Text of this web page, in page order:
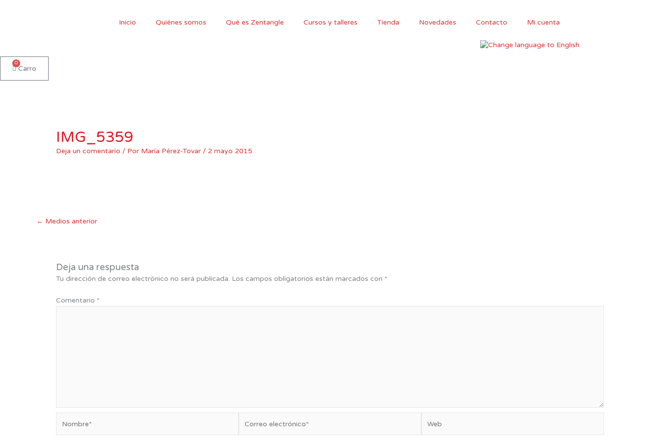
Inicio Quiénes somos Qué es Zentangle Cursos y talleres Tienda Novedades Contacto Mi cuenta
0
Carro
IMG_5359
Deja un comentario / Por María Pérez-Tovar / 2 mayo 2015
← Medios anterior
Deja una respuesta
Tu dirección de correo electrónico no será publicada. Los campos obligatorios están marcados con *
Comentario *
electrónico*